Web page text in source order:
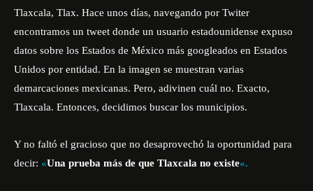
Tlaxcala, Tlax. Hace unos días, navegando por Twiter
encontramos un tweet donde un usuario estadounidense expuso
datos sobre los Estados de México más googleados en Estados
Unidos por entidad. En la imagen se muestran varias
demarcaciones mexicanas. Pero, adivinen cuál no. Exacto,
Tlaxcala. Entonces, decidimos buscar los municipios.
Y no faltó el gracioso que no desaprovechó la oportunidad para
decir: «Una prueba más de que Tlaxcala no existe«.